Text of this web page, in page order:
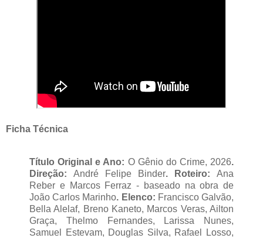
Ficha Técnica
Título Original e Ano: O Gênio do Crime, 2026.
Direção: André Felipe Binder. Roteiro: Ana
Reber e Marcos Ferraz - baseado na obra de
João Carlos Marinho. Elenco: Francisco Galvão,
Bella Alelaf, Breno Kaneto, Marcos Veras, Ailton
Graça, Thelmo Fernandes, Larissa Nunes,
Samuel Estevam, Douglas Silva, Rafael Losso,